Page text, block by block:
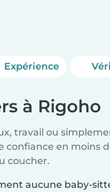
Expérience
à Rigoho
travail ou
confiance en moins
coucher.
aucune baby-